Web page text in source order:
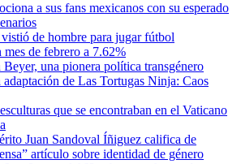
a sus fans mexicanos con su esperado
de hombre para jugar fútbol
de febrero a 7.62%
una pionera política transgénero
de Las Tortugas Ninja: Caos
que se encontraban en el Vaticano
Juan Sandoval Íñiguez califica de
artículo sobre identidad de género